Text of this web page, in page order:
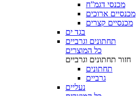
מכנסי דגמ”ח
מכנסיים ארוכים
מכנסיים קצרים
בגד ים
תחתונים וגרביים
כל המוצרים
חזור תחתונים וגרביים
תחתונים
גרביים
נעליים